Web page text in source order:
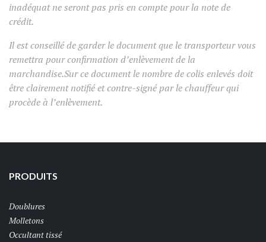
inadéquat ne seront pas pris en compte pour la note de
crédit.
Il est conseillé de garder le document que le transporteur vous
remettra pour confirmation d’enlèvement de la
marchandise.Sur ce document le nombre de colis enlevés doit
être clairement notifié et contre-signé par le chauffeur qui
procède à l’enlèvement.
PRODUITS
Doublures
Molletons
Occultant tissé